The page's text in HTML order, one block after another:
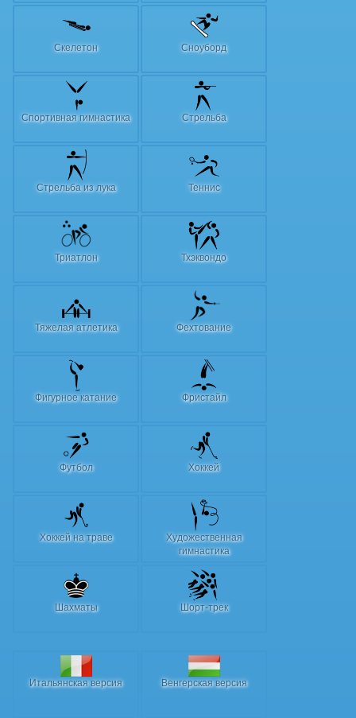
Скелетон Сноуборд
Спортивная гимнастика Стрельба
Стрельба из лука Теннис
Триатлон Тхэквондо
Тяжелая атлетика Фехтование
Фигурное катание Фристайл
Футбол Хоккей
Хоккей на траве
Художественная
гимнастика
Шахматы Шорт-трек
Итальянская версия Венгерская версия